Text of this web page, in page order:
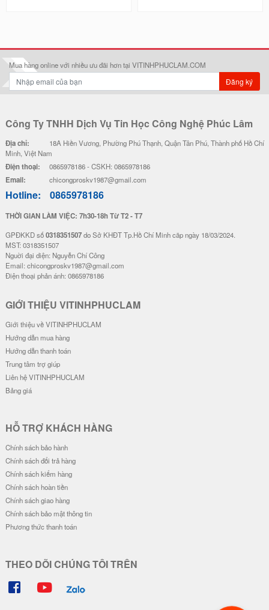
Mua hàng online với nhiều ưu đãi hơn tại VITINHPHUCLAM.COM
Đăng ký
Công Ty TNHH Dịch Vụ Tin Học Công Nghệ Phúc Lâm
Địa chỉ:
18A Hiền Vương, Phường Phú Thạnh, Quận Tân Phú, Thành phố Hồ Chí
Minh, Việt Nam
Điện thoại: 0865978186 - CSKH: 0865978186
Email: chicongproskv1987@gmail.com
Hotline: 0865978186
THỜI GIAN LÀM VIỆC: 7h30-18h Từ T2 - T7
GPĐKKD số0318351507do Sở KHĐT Tp.Hồ Chí Minh cãp ngày 18/03/2024.
MST: 0318351507
Nguời đại diện: Nguyễn Chí Công
Email: chicongproskv1987@gmail.com
Điện thoại phản ánh: 0865978186
GIỚI THIỆU VITINHPHUCLAM
Giới thiệu về VITINHPHUCLAM
Hướng dẫn mua hàng
Hướng dẫn thanh toán
Trung tâm trợ giúp
Liên hệ VITINHPHUCLAM
Bảng giá
HỖ TRỢ KHÁCH HÀNG
Chính sách bảo hành
Chính sách đổi trả hàng
Chính sách kiểm hàng
Chính sách hoàn tiền
Chính sách giao hàng
Chính sách bảo mật thông tin
Phương thức thanh toán
THEO DÕI CHÚNG TÔI TRÊN